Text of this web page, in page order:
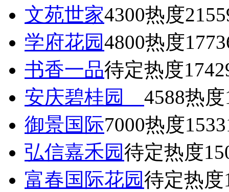
文苑世家4300热度
学府花园4800热度
书香一品待定热度
安庆碧桂园 4588热度
御景国际7000热度
弘信嘉禾园待定热度
富春国际花园待定热度